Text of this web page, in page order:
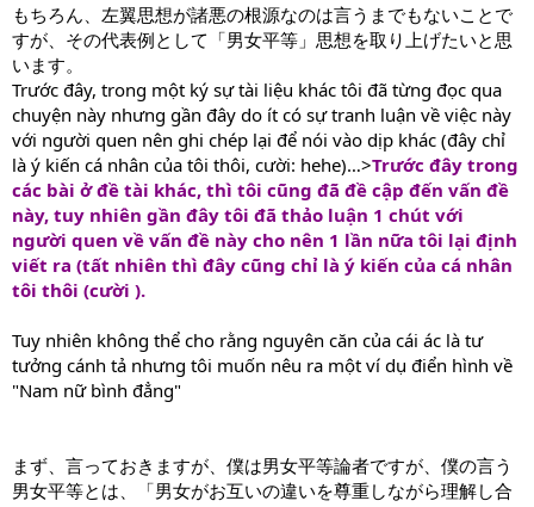
もちろん、左翼思想が諸悪の根源なのは言うまでもないことで
すが、その代表例として「男女平等」思想を取り上げたいと思
います。
Trước đây, trong một ký sự tài liệu khác tôi đã từng đọc qua
chuyện này nhưng gần đây do ít có sự tranh luận về việc này
với người quen nên ghi chép lại để nói vào dịp khác (đây chỉ
là ý kiến cá nhân của tôi thôi, cười: hehe)…>Trước đây trong
các bài ở đề tài khác, thì tôi cũng đã đề cập đến vấn đề
này, tuy nhiên gần đây tôi đã thảo luận 1 chút với
người quen về vấn đề này cho nên 1 lần nữa tôi lại định
viết ra (tất nhiên thì đây cũng chỉ là ý kiến của cá nhân
tôi thôi (cười ).
Tuy nhiên không thể cho rằng nguyên căn của cái ác là tư
tưởng cánh tả nhưng tôi muốn nêu ra một ví dụ điển hình về
"Nam nữ bình đẳng"
まず、言っておきますが、僕は男女平等論者ですが、僕の言う
男女平等とは、「男女がお互いの違いを尊重しながら理解し合